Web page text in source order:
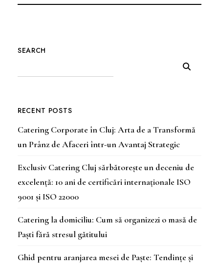
SEARCH
RECENT POSTS
Catering Corporate în Cluj: Arta de a Transformă
un Prânz de Afaceri într-un Avantaj Strategic
Exclusiv Catering Cluj sărbătorește un deceniu de
excelență: 10 ani de certificări internaționale ISO
9001 și ISO 22000
Catering la domiciliu: Cum să organizezi o masă de
Paști fără stresul gătitului
Ghid pentru aranjarea mesei de Paște: Tendințe și